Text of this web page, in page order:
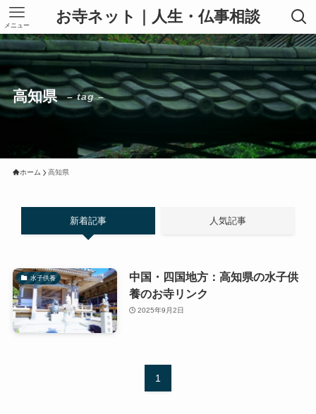
お寺ネット｜人生・仏事相談
メニュー
高知県 – tag –
ホーム 高知県
新着記事 人気記事
水子供養
中国・四国地方：高知県の水子供
養のお寺リンク
2025年9月2日
1